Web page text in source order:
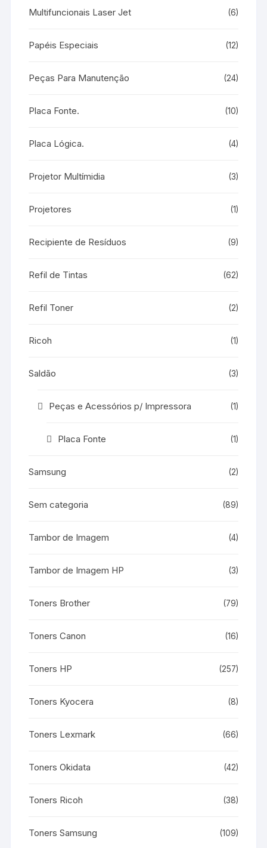
Multifuncionais Laser Jet (6)
Papéis Especiais (12)
Peças Para Manutenção (24)
Placa Fonte. (10)
Placa Lógica. (4)
Projetor Multímidia (3)
Projetores (1)
Recipiente de Resíduos (9)
Refil de Tintas (62)
Refil Toner (2)
Ricoh (1)
Saldão (3)
Peças e Acessórios p/ Impressora (1)
Placa Fonte (1)
Samsung (2)
Sem categoria (89)
Tambor de Imagem (4)
Tambor de Imagem HP (3)
Toners Brother (79)
Toners Canon (16)
Toners HP (257)
Toners Kyocera (8)
Toners Lexmark (66)
Toners Okidata (42)
Toners Ricoh (38)
Toners Samsung (109)